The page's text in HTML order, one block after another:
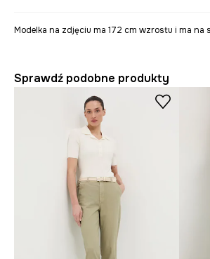
Modelka na zdjęciu ma 172 cm wzrostu i ma na
Sprawdź podobne produkty